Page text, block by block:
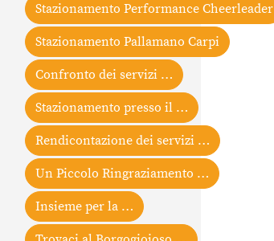
Stazionamento Performance Cheerleader
Stazionamento Pallamano Carpi
Confronto dei servizi …
Stazionamento presso il …
Rendicontazione dei servizi …
Un Piccolo Ringraziamento …
Insieme per la …